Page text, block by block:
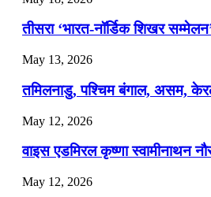
📝 डेली करेंट अफेयर्स: 22-24
July 22, 2026
📝 डेली करेंट अफेयर्स: 19-21
July 19, 2026
📝 डेली करेंट अफेयर्स: 16-18
तीसरा ‘भारत-नॉर्डिक शिखर
May 13, 2026
तमिलनाडु, पश्चिम बंगाल, असम,
May 12, 2026
वाइस एडमिरल कृष्णा स्वामीनाथन
May 12, 2026